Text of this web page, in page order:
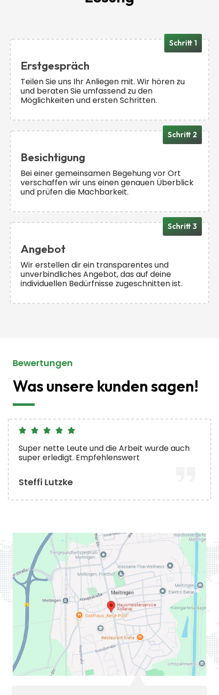
Schritt 1
Erstgespräch
Teilen Sie uns Ihr Anliegen mit. Wir hören zu
und beraten Sie umfassend zu den
Möglichkeiten und ersten Schritten.
Schritt 2
Besichtigung
Bei einer gemeinsamen Begehung vor Ort
verschaffen wir uns einen genauen Überblick
und prüfen die Machbarkeit.
Schritt 3
Angebot
Wir erstellen dir ein transparentes und
unverbindliches Angebot, das auf deine
individuellen Bedürfnisse zugeschnitten ist.
Bewertungen
Was unsere kunden sagen!
Super nette Leute und die Arbeit wurde auch
super erledigt. Empfehlenswert
Steffi Lutzke